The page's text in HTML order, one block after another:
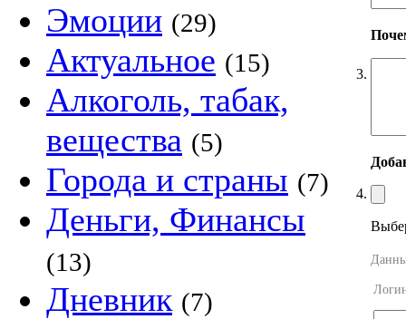
Эмоции (29)
Актуальное (15)
Алкоголь, табак,
вещества (5)
Города и страны (7)
Деньги, Финансы
(13)
Дневник (7)
3.
4.